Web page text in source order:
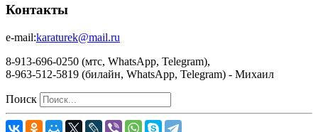
Контакты
e-mail:karaturek@mail.ru
8-913-696-0250 (мтс, WhatsApp, Telegram),
8-963-512-5819 (билайн, WhatsApp, Telegram) - Михаил
Поиск